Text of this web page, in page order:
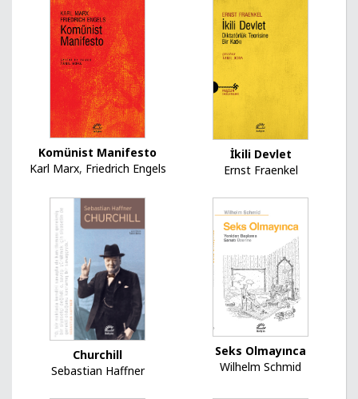
Komünist Manifesto
Karl Marx, Friedrich Engels
İkili Devlet
Ernst Fraenkel
Churchill
Sebastian Haffner
Seks Olmayınca
Wilhelm Schmid